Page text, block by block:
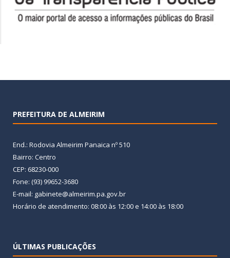
PREFEITURA DE ALMEIRIM
End.: Rodovia Almeirim Panaica nº 510
Bairro: Centro
CEP: 68230-000
Fone: (93) 99652-3680
E-mail: gabinete@almeirim.pa.gov.br
Horário de atendimento: 08:00 às 12:00 e 14:00 às 18:00
ÚLTIMAS PUBLICAÇÕES